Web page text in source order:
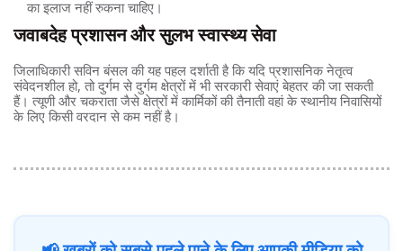
का इलाज नहीं रुकना चाहिए।
जवाबदेह प्रशासन और सुलभ स्वास्थ्य सेवा
जिलाधिकारी सविन बंसल की यह पहल दर्शाती है कि यदि प्रशासनिक नेतृत्व
संवेदनशील हो, तो दुर्गम से दुर्गम क्षेत्रों में भी सरकारी सेवाएं बेहतर की जा सकती
हैं। त्यूणी और चकराता जैसे क्षेत्रों में कार्मिकों की तैनाती वहां के स्थानीय निवासियों
के लिए किसी वरदान से कम नहीं है।